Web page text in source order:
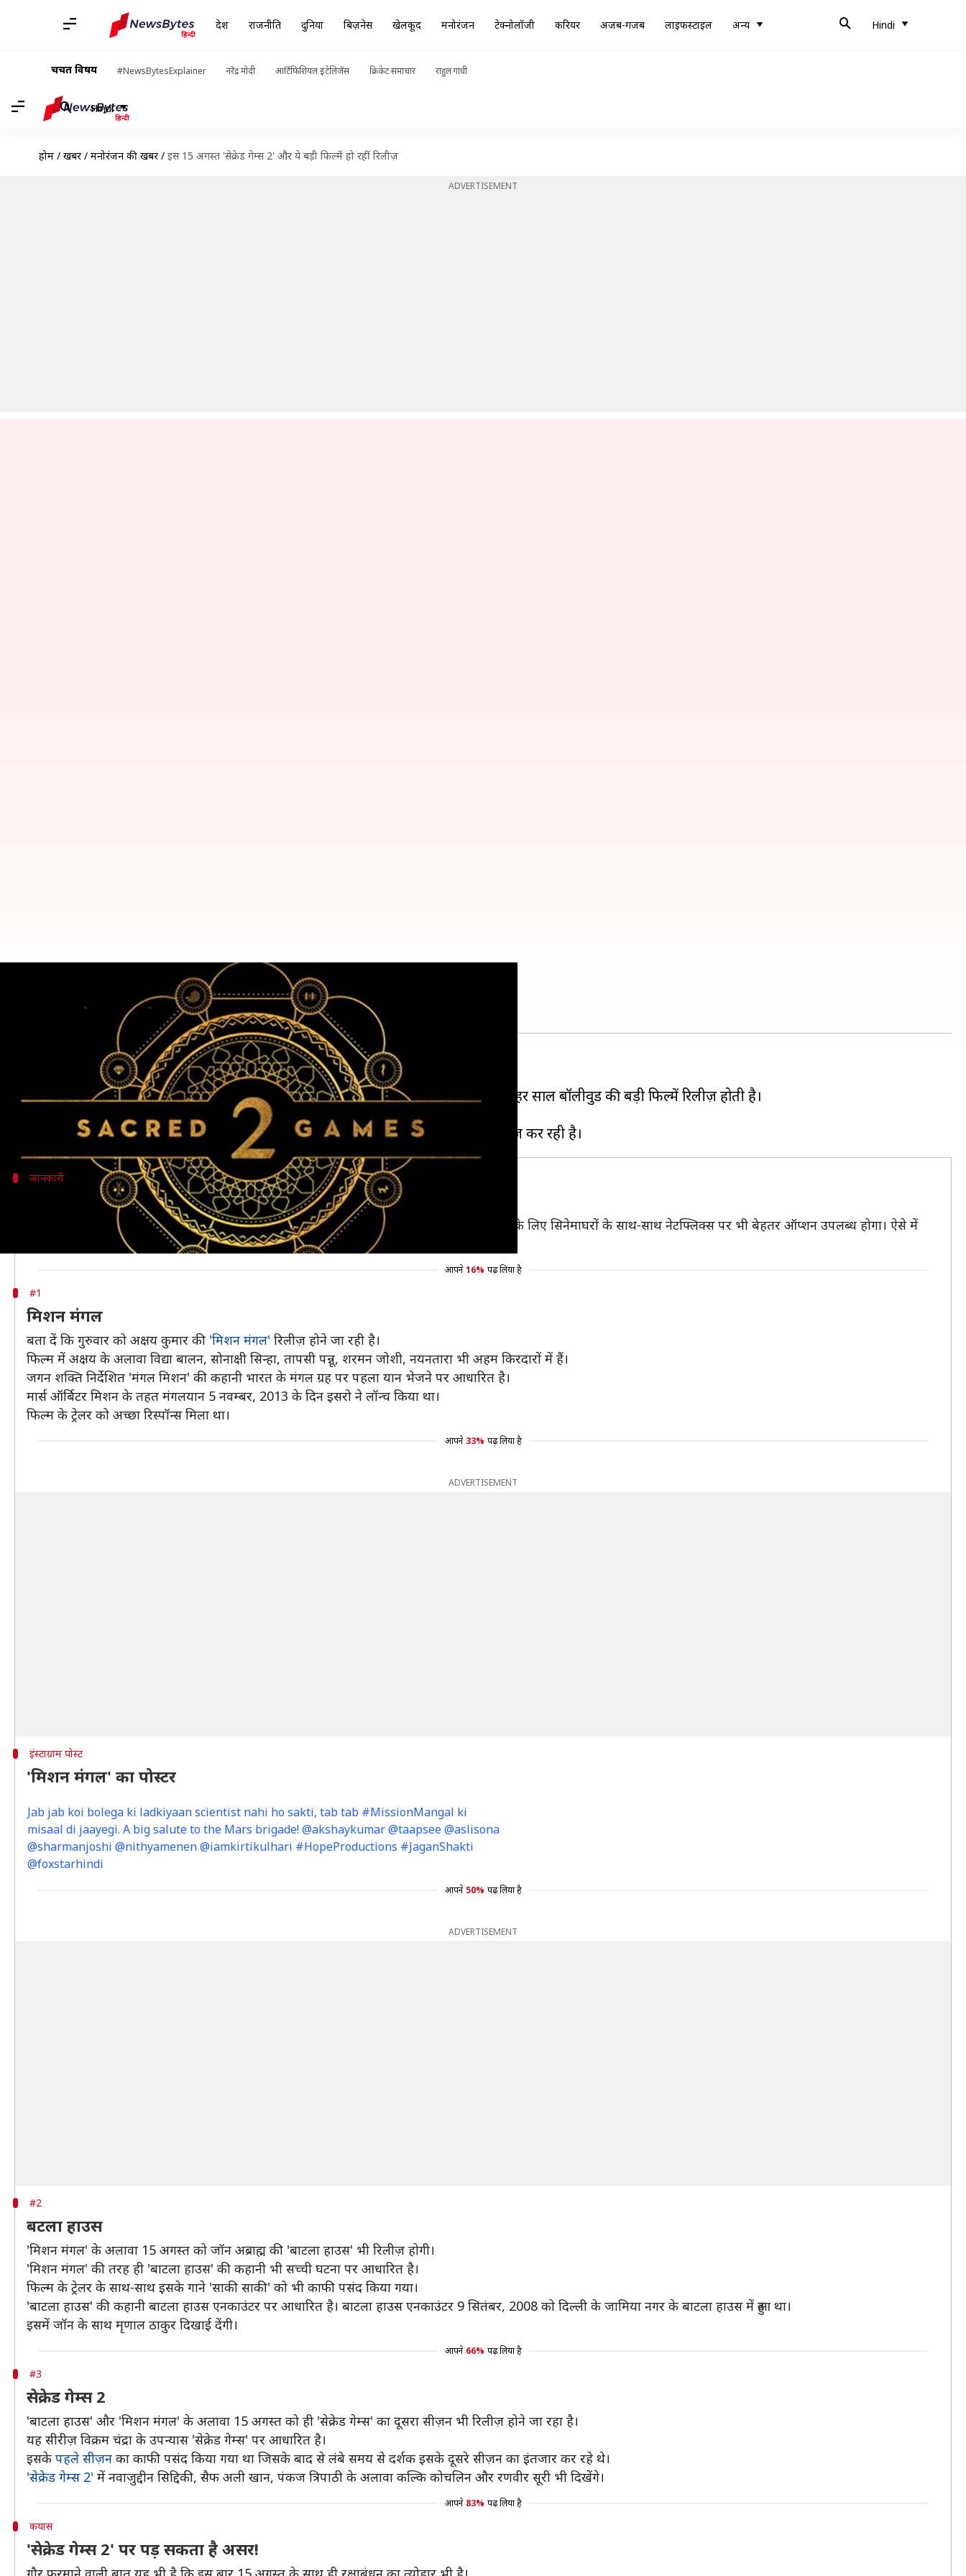
देश राजनीति दुनिया बिज़नेस खेलकूद मनोरंजन टेक्नोलॉजी करियर अजब-गजब लाइफस्टाइल अन्य Hindi
चर्चित विषय #NewsBytesExplainer नरेंद्र मोदी आर्टिफिशियल इंटेलिजेंस क्रिकेट समाचार राहुल गांधी
Hindi
होम / खबरें / मनोरंजन की खबरें / इस 15 अगस्त 'सेक्रेड गेम्स 2' और ये बड़ी फिल्में हो रहीं रिलीज़
ADVERTISEMENT
इस 15 अगस्त 'सेक्रेड गेम्स 2' और ये बड़ी फिल्में हो रहीं रिलीज़
Aug 14, 2019 04:31 pm
स्वतंत्रता दिवस पर हर किसी भारतीय के मन में एक अलग सा जोश होता है।
वहीं, नेशनल हॉलीडे होने की वजह से इस दिन लोगों की छुट्टी भी रहती है। ऐसे मे इस खास मौके पर हर साल बॉलीवुड की बड़ी फिल्में रिलीज़ होती है।
इसी कड़ी में इस साल भी दो बड़ी फिल्में रिलीज़ होने के लिए तैयार हैं।
जानकारी
15 अगस्त फिल्मों के शोकीन्स के लिए होगा खास
इस साल 15 अगस्त फैन्स के लिए बहुत ही ज्यादा खास होने वाला है। यकीनन फिल्मों का शौक रखने वालों के लिए सिनेमाघरों के साथ-साथ नेटफ्लिक्स पर भी बेहतर ऑप्शन उपलब्ध होगा। ऐसे में
आपके पास एक समय पर कई च्वॉइस होंगी।
आपने 16% पढ़ लिया है
#1
मिशन मंगल
बता दें कि गुरुवार को अक्षय कुमार की 'मिशन मंगल' रिलीज़ होने जा रही है।
फिल्म में अक्षय के अलावा विद्या बालन, सोनाक्षी सिन्हा, तापसी पन्नू, शरमन जोशी, नयनतारा भी अहम किरदारों में हैं।
जगन शक्ति निर्देशित 'मंगल मिशन' की कहानी भारत के मंगल ग्रह पर पहला यान भेजने पर आधारित है।
मार्स ऑर्बिटर मिशन के तहत मंगलयान 5 नवम्बर, 2013 के दिन इसरो ने लॉन्च किया था।
फिल्म के ट्रेलर को अच्छा रिस्पॉन्स मिला था।
आपने 33% पढ़ लिया है
ADVERTISEMENT
इंस्टाग्राम पोस्ट
'मिशन मंगल' का पोस्टर
Jab jab koi bolega ki ladkiyaan scientist nahi ho sakti, tab tab #MissionMangal ki
misaal di jaayegi. A big salute to the Mars brigade! @akshaykumar @taapsee @aslisona
@sharmanjoshi @nithyamenen @iamkirtikulhari #HopeProductions #JaganShakti
@foxstarhindi
आपने 50% पढ़ लिया है
ADVERTISEMENT
#2
बटला हाउस
'मिशन मंगल' के अलावा 15 अगस्त को जॉन अब्राह्म की 'बाटला हाउस' भी रिलीज़ होगी।
'मिशन मंगल' की तरह ही 'बाटला हाउस' की कहानी भी सच्ची घटना पर आधारित है।
फिल्म के ट्रेलर के साथ-साथ इसके गाने 'साकी साकी' को भी काफी पसंद किया गया।
'बाटला हाउस' की कहानी बाटला हाउस एनकाउंटर पर आधारित है। बाटला हाउस एनकाउंटर 9 सितंबर, 2008 को दिल्ली के जामिया नगर के बाटला हाउस में हुआ था।
इसमें जॉन के साथ मृणाल ठाकुर दिखाई देंगी।
आपने 66% पढ़ लिया है
#3
सेक्रेड गेम्स 2
'बाटला हाउस' और 'मिशन मंगल' के अलावा 15 अगस्त को ही 'सेक्रेड गेम्स' का दूसरा सीज़न भी रिलीज़ होने जा रहा है।
यह सीरीज़ विक्रम चंद्रा के उपन्यास 'सेक्रेड गेम्स' पर आधारित है।
इसके पहले सीज़न का काफी पसंद किया गया था जिसके बाद से लंबे समय से दर्शक इसके दूसरे सीज़न का इंतजार कर रहे थे।
'सेक्रेड गेम्स 2' में नवाजुद्दीन सिद्दिकी, सैफ अली खान, पंकज त्रिपाठी के अलावा कल्कि कोचलिन और रणवीर सूरी भी दिखेंगे।
आपने 83% पढ़ लिया है
कयास
'सेक्रेड गेम्स 2' पर पड़ सकता है असर!